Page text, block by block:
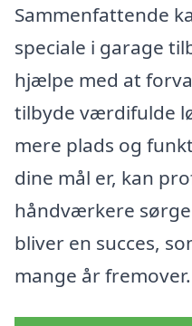
Sammenfattende
speciale i garage
hjælpe med at
tilbyde værdifulde
mere plads og
dine mål er, kan
håndværkere
bliver en succes,
mange år fremover.